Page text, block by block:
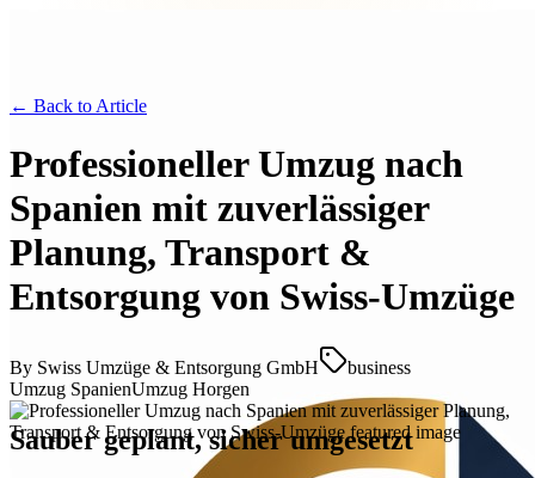
← Back to Article
Professioneller Umzug nach
Spanien mit zuverlässiger
Planung, Transport &
Entsorgung von Swiss-Umzüge
By Swiss Umzüge & Entsorgung GmbH
business
Umzug SpanienUmzug Horgen
Sauber geplant, sicher umgesetzt